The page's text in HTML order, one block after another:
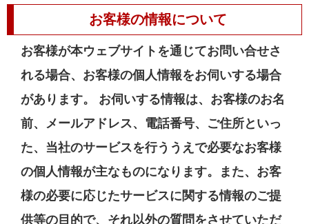
お客様の情報について
お客様が本ウェブサイトを通じてお問い合せさ
れる場合、お客様の個人情報をお伺いする場合
があります。 お伺いする情報は、お客様のお名
前、メールアドレス、電話番号、ご住所といっ
た、当社のサービスを行ううえで必要なお客様
の個人情報が主なものになります。また、お客
様の必要に応じたサービスに関する情報のご提
供等の目的で、それ以外の質問をさせていただ